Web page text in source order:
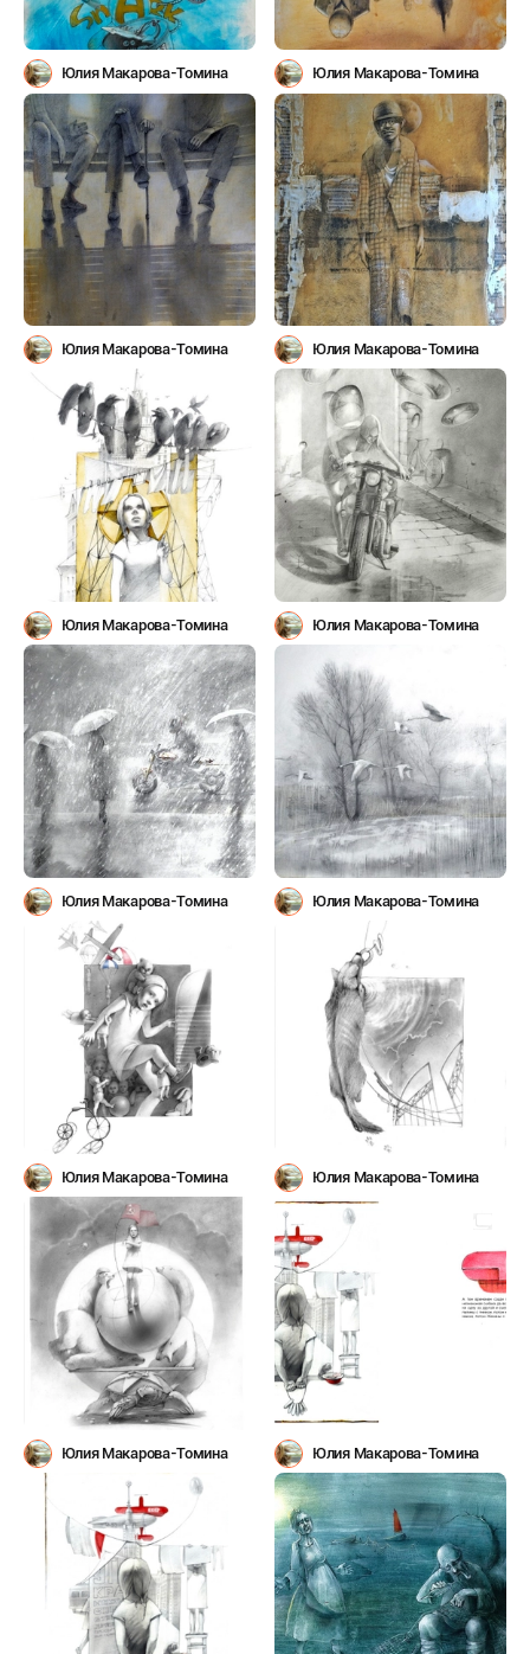
Юлия Макарова-Томина Юлия Макарова-Томина
Юлия Макарова-Томина Юлия Макарова-Томина
Юлия Макарова-Томина Юлия Макарова-Томина
Юлия Макарова-Томина Юлия Макарова-Томина
Юлия Макарова-Томина Юлия Макарова-Томина
Юлия Макарова-Томина Юлия Макарова-Томина